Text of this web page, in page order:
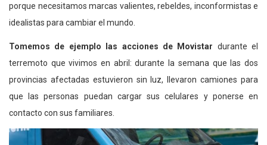
porque necesitamos marcas valientes, rebeldes, inconformistas e
idealistas para cambiar el mundo.
Tomemos de ejemplo las acciones de Movistar durante el
terremoto que vivimos en abril: durante la semana que las dos
provincias afectadas estuvieron sin luz, llevaron camiones para
que las personas puedan cargar sus celulares y ponerse en
contacto con sus familiares.